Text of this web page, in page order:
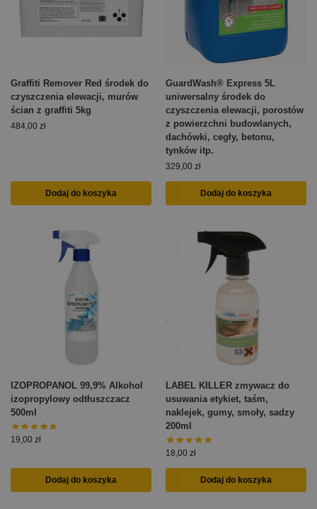
Graffiti Remover Red środek do
czyszczenia elewacji, murów
ścian z graffiti 5kg
484,00 zł
Dodaj do koszyka
GuardWash® Express 5L
uniwersalny środek do
czyszczenia elewacji, porostów
z powierzchni budowlanych,
dachówki, cegły, betonu,
tynków itp.
329,00 zł
Dodaj do koszyka
IZOPROPANOL 99,9% Alkohol
izopropylowy odtłuszczacz
500ml
19,00 zł
Dodaj do koszyka
LABEL KILLER zmywacz do
usuwania etykiet, taśm,
naklejek, gumy, smoły, sadzy
200ml
18,00 zł
Dodaj do koszyka